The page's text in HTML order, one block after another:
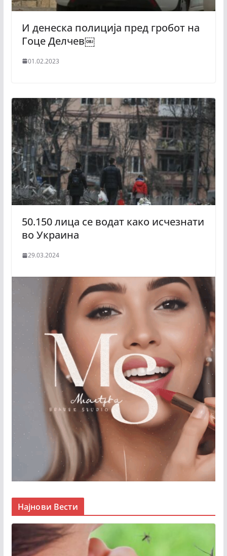
И денеска полиција пред гробот на
Гоце Делчев￼
01.02.2023
50.150 лица се водат како исчезнати
во Украина
29.03.2024
Најнови Вести